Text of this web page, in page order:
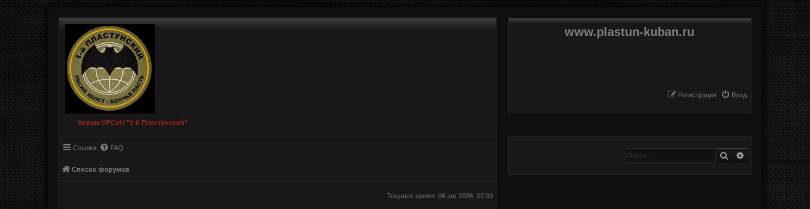
Форум ОРСпН "1-й Пластунский"
www.plastun-kuban.ru
Вход
Регистрация
Ссылки FAQ
Список форумов
Поиск Расширенный
Текущее время: 06 авг 2026, 02:03